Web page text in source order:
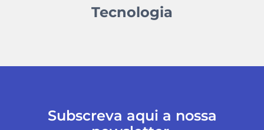
Tecnologia
Subscreva aqui a nossa